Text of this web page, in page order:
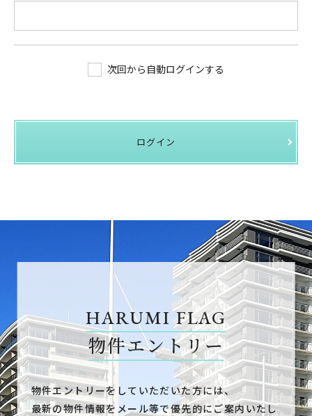
次回から自動ログインする
ログイン
HARUMI FLAG
物件エントリー
物件エントリーをしていただいた方には、
最新の物件情報をメール等で優先的にご案内いたし